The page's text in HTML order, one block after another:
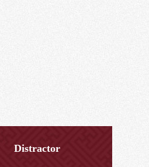
Distractor